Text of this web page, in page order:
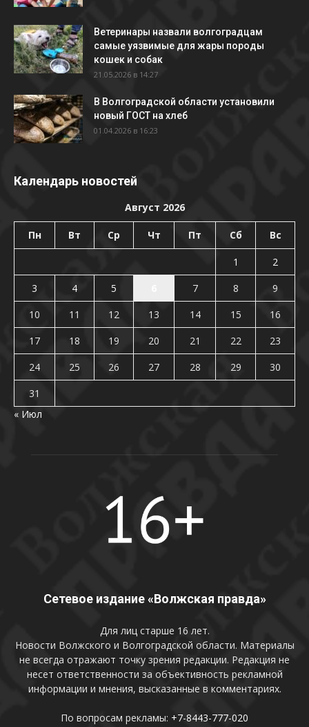
Ветеринары назвали волгоградцам
самые уязвимые для жары породы
кошек и собак
21.05.2026 в 14:27
В Волгоградской области установили
новый ГОСТ на хлеб
01.04.2026 в 16:23
Календарь новостей
Август 2026
Пн Вт Ср Чт Пт Сб Вс
1
2
3
4 5 7 8
9
10
11 12 13 14 15
16
17
18 19 20 21 22
23
24
25 26 27 28 29
30
31
« Июл
Сетевое издание «Волжская правда»
Для лиц старше 16 лет.
Новости Волжского и Волгоградской области. Материалы
не всегда отражают точку зрения редакции. Редакция не
несет ответственности за объективность рекламной
информации и мнения, высказанные в комментариях.
По вопросам рекламы: +7-8443-777-020